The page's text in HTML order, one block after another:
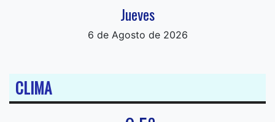
Jueves
6 de Agosto de 2026
CLIMA